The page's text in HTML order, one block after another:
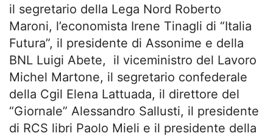
il segretario della Lega Nord Roberto
Maroni, l’economista Irene Tinagli di “Italia
Futura”, il presidente di Assonime e della
BNL Luigi Abete, il viceministro del Lavoro
Michel Martone, il segretario confederale
della Cgil Elena Lattuada, il direttore del
“Giornale” Alessandro Sallusti, il presidente
di RCS libri Paolo Mieli e il presidente della